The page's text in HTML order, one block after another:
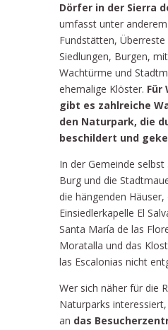
Dörfer in der Sierra
umfasst unter
Fundstätten,
Siedlungen, Burgen,
Wachtürme und
ehemalige Klöster. Für
gibt es zahlreiche
den Naturpark, die
beschildert und
In der Gemeinde
Burg und die
die hängenden Häuser,
Einsiedlerkapelle El
Santa María de las
Moratalla und das
las Escalonias nicht
Wer sich näher für die
Naturparks
an das